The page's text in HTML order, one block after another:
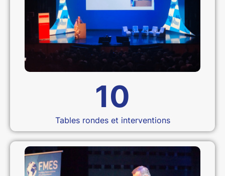
10
Tables rondes et interventions